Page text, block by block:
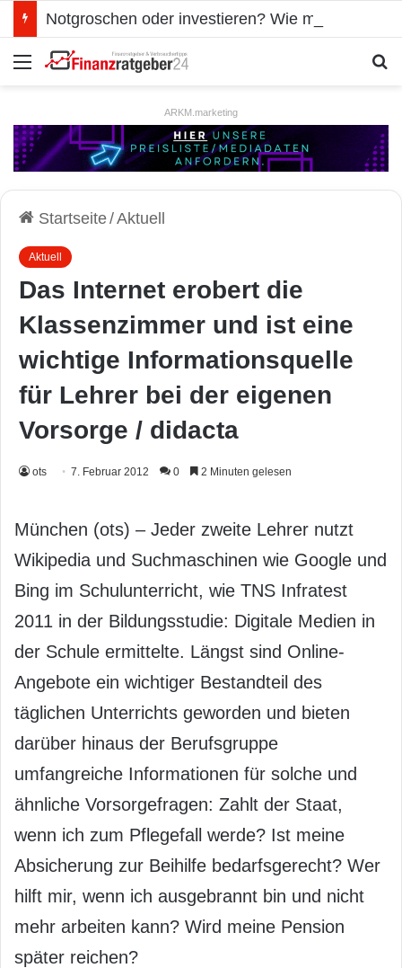
Menü
ARKM.marketing
Startseite/Aktuell
Aktuell
Das Internet erobert die
Klassenzimmer und ist eine
wichtige Informationsquelle
für Lehrer bei der eigenen
Vorsorge / didacta
ots 7. Februar 2012 0 2 Minuten gelesen
München (ots) – Jeder zweite Lehrer nutzt
Wikipedia und Suchmaschinen wie Google und
Bing im Schulunterricht, wie TNS Infratest
2011 in der Bildungsstudie: Digitale Medien in
der Schule ermittelte. Längst sind Online-
Angebote ein wichtiger Bestandteil des
täglichen Unterrichts geworden und bieten
darüber hinaus der Berufsgruppe
umfangreiche Informationen für solche und
ähnliche Vorsorgefragen: Zahlt der Staat,
wenn ich zum Pflegefall werde? Ist meine
Absicherung zur Beihilfe bedarfsgerecht? Wer
hilft mir, wenn ich ausgebrannt bin und nicht
mehr arbeiten kann? Wird meine Pension
später reichen?